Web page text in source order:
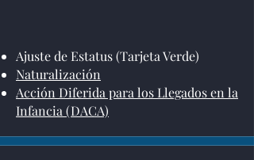
Ajuste de Estatus (Tarjeta Verde)
Naturalización
Acción Diferida para los Llegados en la
Infancia (DACA)